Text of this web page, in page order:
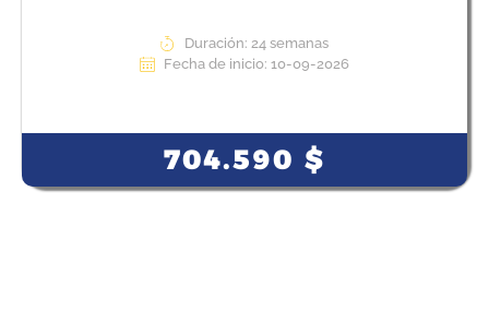
Duración: 24 semanas
Fecha de inicio: 10-09-2026
704.590$